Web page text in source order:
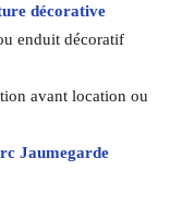
décorative
enduit décoratif
avant location ou
Jaumegarde